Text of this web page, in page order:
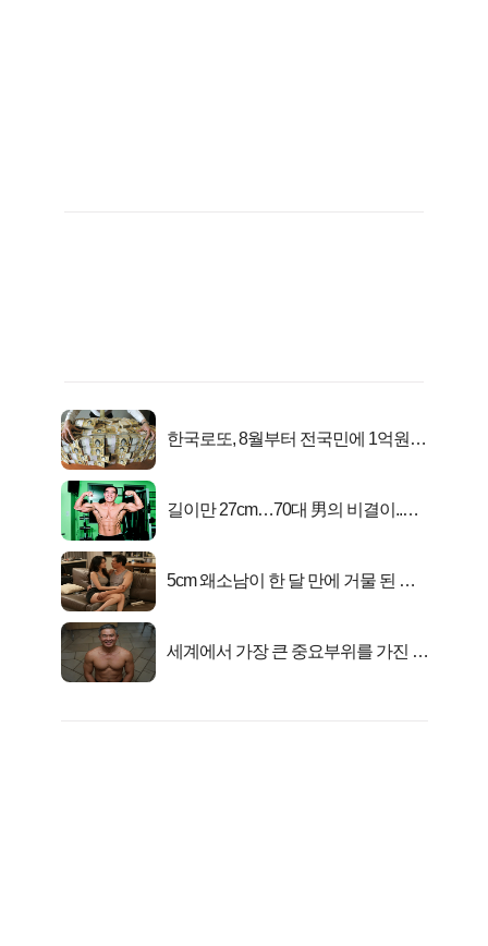
한국로또, 8월부터 전국민에 1억원씩
길이만 27cm…70대 男의 비결이..충
5cm 왜소남이 한 달 만에 거물 된 사
세계에서 가장 큰 중요부위를 가진 남